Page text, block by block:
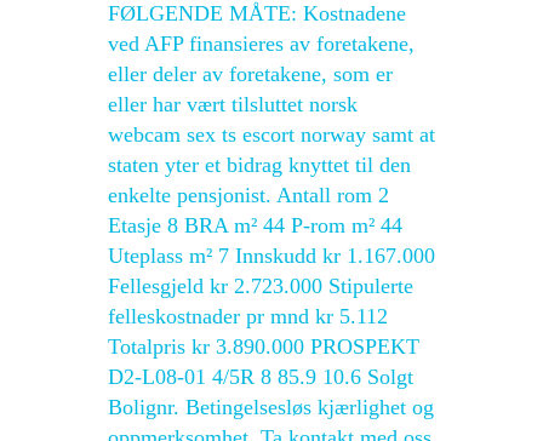
FØLGENDE MÅTE: Kostnadene
ved AFP finansieres av foretakene,
eller deler av foretakene, som er
eller har vært tilsluttet norsk
webcam sex ts escort norway samt at
staten yter et bidrag knyttet til den
enkelte pensjonist. Antall rom 2
Etasje 8 BRA m² 44 P-rom m² 44
Uteplass m² 7 Innskudd kr 1.167.000
Fellesgjeld kr 2.723.000 Stipulerte
felleskostnader pr mnd kr 5.112
Totalpris kr 3.890.000 PROSPEKT
D2-L08-01 4/5R 8 85.9 10.6 Solgt
Bolignr. Betingelsesløs kjærlighet og